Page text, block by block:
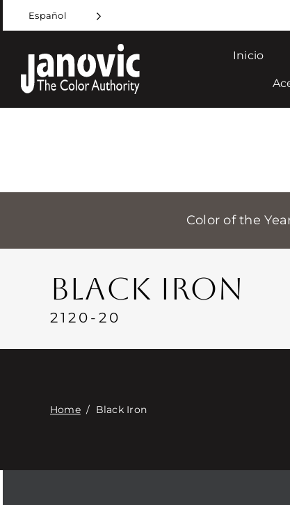
to
content
Español
Inicio
Color of the
BLACK IRON
2120-20
Home/ Black Iron